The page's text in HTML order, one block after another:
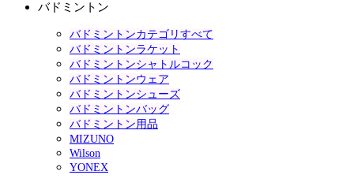
バドミントン
バドミントンカテゴリすべて
バドミントンラケット
バドミントンシャトルコック
バドミントンウェア
バドミントンシューズ
バドミントンバッグ
バドミントン用品
MIZUNO
Wilson
YONEX